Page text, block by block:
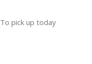
To pick up today